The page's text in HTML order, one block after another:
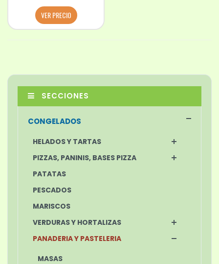
VER PRECIO
SECCIONES
CONGELADOS
HELADOS Y TARTAS
PIZZAS, PANINIS, BASES PIZZA
PATATAS
PESCADOS
MARISCOS
VERDURAS Y HORTALIZAS
PANADERIA Y PASTELERIA
MASAS